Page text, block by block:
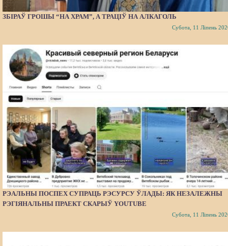
ЗБІРАЎ ГРОШЫ “НА ХРАМ”, А ТРАЦІЎ НА АЛКАГОЛЬ
Субота, 11 Ліпень
РЭАЛЬНЫ ПОСПЕХ СУПРАЦЬ РЭСУРСУ ЎЛАДЫ: ЯК НЕЗАЛЕЖНЫ
РЭГІЯНАЛЬНЫ ПРАЕКТ СКАРЫЎ YOUTUBE
Субота, 11 Ліпень